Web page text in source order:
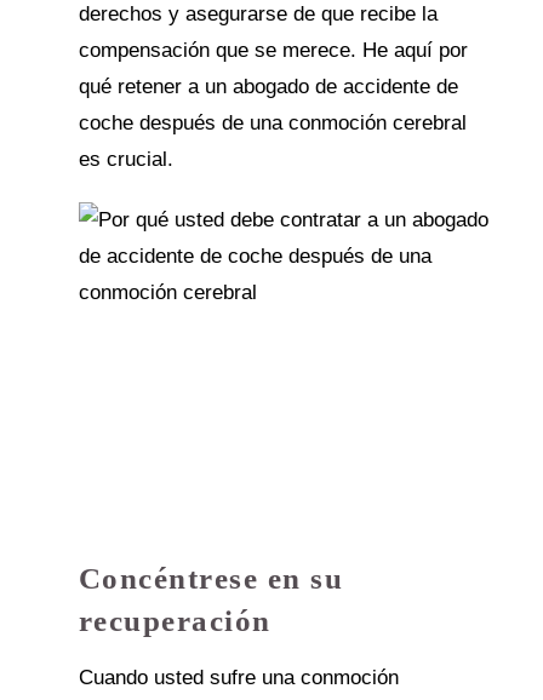
derechos y asegurarse de que recibe la
compensación que se merece. He aquí por
qué retener a un abogado de accidente de
coche después de una conmoción cerebral
es crucial.
Concéntrese en su
recuperación
Cuando usted sufre una conmoción